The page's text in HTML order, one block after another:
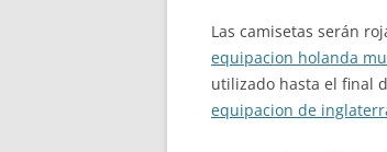
Las camisetas serán
equipacion holanda
utilizado hasta el final
equipacion de